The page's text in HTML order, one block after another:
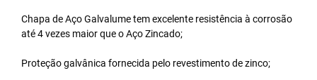
Chapa de Aço Galvalume tem excelente resistência à corrosão
até 4 vezes maior que o Aço Zincado;
Proteção galvânica fornecida pelo revestimento de zinco;